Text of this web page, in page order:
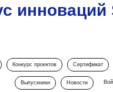
инноваций
Конкурс проектов Сертификат
Выпускники Новости